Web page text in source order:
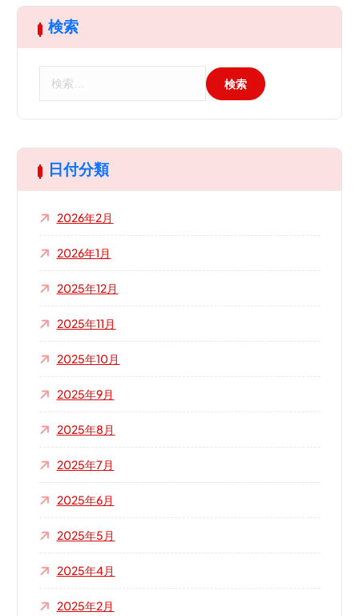
検索
日付分類
2026年2月
2026年1月
2025年12月
2025年11月
2025年10月
2025年9月
2025年8月
2025年7月
2025年6月
2025年5月
2025年4月
2025年2月